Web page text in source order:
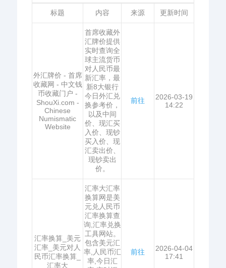
标题 内容 来源 更新时间
外汇牌价 - 首席
收藏网 - 中文钱
币收藏门户 -
ShouXi.com -
Chinese
Numismatic
Website
首席收藏外
汇牌价提供
实时查询全
球主流货币
对人民币最
新汇率，最
新8大银行
今日外汇兑
换参考价，
以及中间
价、现汇买
入价、现钞
买入价、现
汇卖出价、
现钞卖出
价。
前往
2026-03-19
14:22
汇率换算_美元
汇率_美元对人
民币汇率换算_
汇率大
汇率大汇率
换算网是美
元兑人民币
汇率换算查
询,汇率兑换
工具网站。
包含美元汇
率,人民币汇
率,今日汇
前往
2026-04-04
17:41